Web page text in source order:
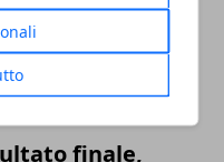
finale,